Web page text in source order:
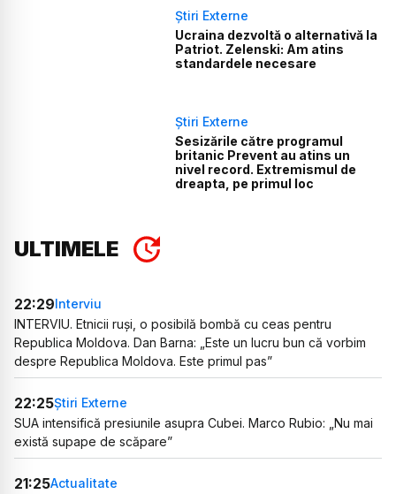
Știri Externe
Ucraina dezvoltă o alternativă la
Patriot. Zelenski: Am atins
standardele necesare
Știri Externe
Sesizările către programul
britanic Prevent au atins un
nivel record. Extremismul de
dreapta, pe primul loc
ULTIMELE
22:29Interviu
INTERVIU. Etnicii ruși, o posibilă bombă cu ceas pentru
Republica Moldova. Dan Barna: „Este un lucru bun că vorbim
despre Republica Moldova. Este primul pas”
22:25Știri Externe
SUA intensifică presiunile asupra Cubei. Marco Rubio: „Nu mai
există supape de scăpare”
21:25Actualitate